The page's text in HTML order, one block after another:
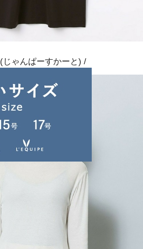
(じゃんぱーすかーと) /